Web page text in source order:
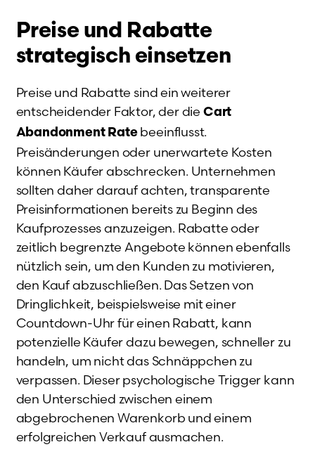
Preise und Rabatte
strategisch einsetzen
Preise und Rabatte sind ein weiterer
entscheidender Faktor, der die Cart
Abandonment Ratebeeinflusst.
Preisänderungen oder unerwartete Kosten
können Käufer abschrecken. Unternehmen
sollten daher darauf achten, transparente
Preisinformationen bereits zu Beginn des
Kaufprozesses anzuzeigen. Rabatte oder
zeitlich begrenzte Angebote können ebenfalls
nützlich sein, um den Kunden zu motivieren,
den Kauf abzuschließen. Das Setzen von
Dringlichkeit, beispielsweise mit einer
Countdown-Uhr für einen Rabatt, kann
potenzielle Käufer dazu bewegen, schneller zu
handeln, um nicht das Schnäppchen zu
verpassen. Dieser psychologische Trigger kann
den Unterschied zwischen einem
abgebrochenen Warenkorb und einem
erfolgreichen Verkauf ausmachen.